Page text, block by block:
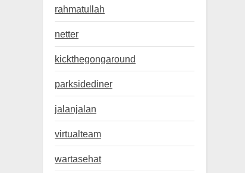
rahmatullah
netter
kickthegongaround
parksidediner
jalanjalan
virtualteam
wartasehat